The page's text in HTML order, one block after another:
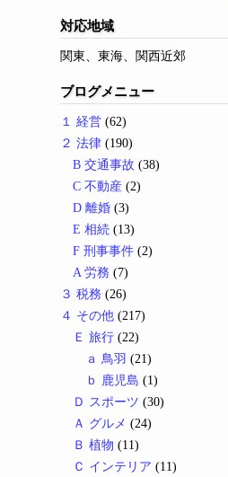
対応地域
関東、東海、関西近郊
ブログメニュー
１ 経営 (62)
２ 法律 (190)
B 交通事故 (38)
C 不動産 (2)
D 離婚 (3)
E 相続 (13)
F 刑事事件 (2)
A 労務 (7)
３ 税務 (26)
４ その他 (217)
Ｅ 旅行 (22)
ａ 鳥羽 (21)
ｂ 鹿児島 (1)
Ｄ スポーツ (30)
Ａ グルメ (24)
Ｂ 植物 (11)
Ｃ インテリア (11)